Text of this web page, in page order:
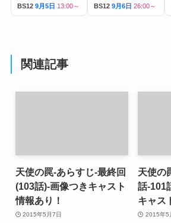
BS12 9月5日 13:00～ BS12 9月6日 26:00～
関連記事
天使の罠-あらすじ-最終回
(103話)-画像つきキャスト
情報あり！
2015年5月7日
天使の
話-101
キャス
2015年5